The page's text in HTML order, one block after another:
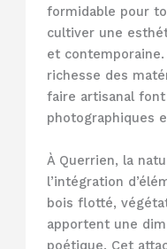
formidable pour
cultiver une
et
richesse des
faire artisanal
photographiques
À Querrien, la
l’intégration
bois flotté,
apportent une
poétique. Cet